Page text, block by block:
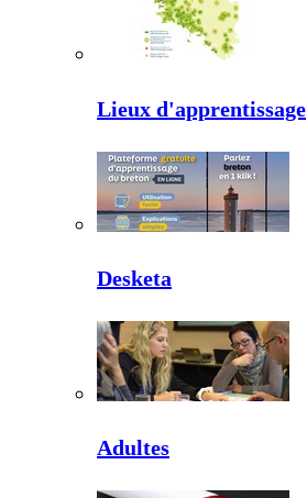
Lieux d'apprentissage
Desketa
Adultes